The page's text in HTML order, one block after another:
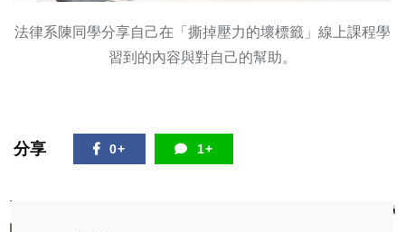
法律系陳同學分享自己在「撕掉壓力的壞標籤」線上課程學
習到的內容與對自己的幫助。
分享 0+ 1+